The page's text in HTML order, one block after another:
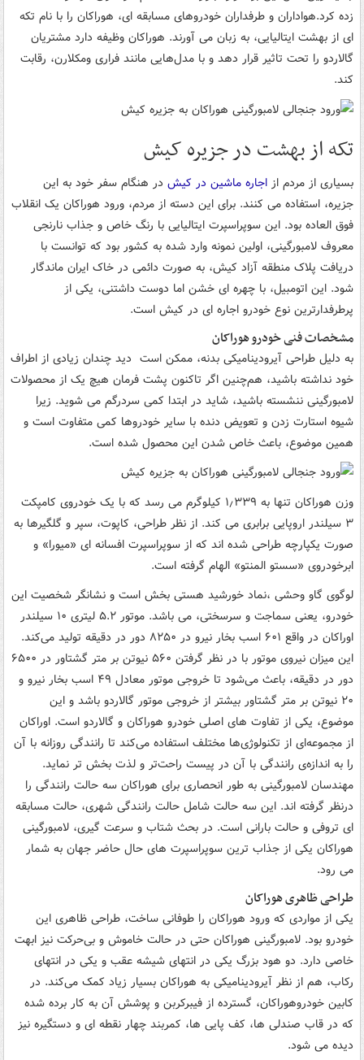
زده کرد.هواداران و طرفداران خودروهای مسابقه ای، هوراکان را با نام تکه
ای از بهشت ایتالیایی، به زبان می آورند. هوراکان وظیفه دارد مشتریان
گالاردو را تحت تاثیر قرار دهد و با مدل‌هایی مانند فراری ومکلارن، رقابت
کند.
تکه از بهشت در جزیره کیش
بسیاری از مردم از اجاره ماشین در کیش در هنگام سفر خود به این
جزیره، استفاده می کنند. برای این دسته از مردم، ورود هوراکان یک انقلاب
فوق العاده بود. این سوپراسپرت ایتالیایی با رنگ خاص و جذاب نارنجی
معروف لامبورگینی، اولین نمونه وارد شده به کشور بود که توانست با
دریافت پلاک منطقه آزاد کیش، به ‌صورت دائمی در خاک ایران ماندگار
شود. این اتومبیل، با چهره ای خشن اما دوست داشتنی، یکی از
پرطرفدارترین نوع خودرو اجاره ای در کیش است.
مشخصات فنی خودرو هوراکان
به دلیل طراحی آیرودینامیکی بدنه، ممکن است دید چندان زیادی از اطراف
خود نداشته باشید، هم‌چنین اگر تاکنون پشت فرمان هیچ یک از محصولات
لامبورگینی ننشسته باشید، شاید در ابتدا کمی سردرگم می شوید. زیرا
شیوه استارت زدن و تعویض دنده با سایر خودروها کمی متفاوت است و
همین موضوع، باعث خاص شدن این محصول شده است.
وزن هوراکان تنها به ۱٫۳۳۹ کیلوگرم می رسد که با یک خودروی کامپکت
۳ سیلندر اروپایی برابری می کند. از نظر طراحی، کاپوت، سپر و گلگیرها به
صورت یکپارچه طراحی شده اند که از سوپراسپرت افسانه ای «میورا» و
ابرخودروی «سستو المنتو» الهام گرفته است.
لوگوی گاو وحشی ،نماد خورشید هستی بخش است و نشانگر شخصیت این
خودرو، یعنی سماجت و سرسختی، می باشد. موتور ۵.۲ لیتری ۱۰ سیلندر
اوراکان در واقع ۶۰۱ اسب بخار نیرو در ۸۲۵۰ دور در دقیقه تولید می‌کند.
این میزان نیروی موتور با در نظر گرفتن ۵۶۰ نیوتن بر متر گشتاور در ۶۵۰۰
دور در دقیقه، باعث می‌شود تا خروجی موتور معادل ۴۹ اسب بخار نیرو و
۲۰ نیوتن بر متر گشتاور بیشتر از خروجی موتور گالاردو باشد و این
موضوع، یکی از تفاوت های اصلی خودرو هوراکان و گالاردو است. اوراکان
از مجموعه‌ای از تکنولوژی‌ها مختلف استفاده می‌کند تا رانندگی روزانه با آن
را به اندازه‌ی رانندگی با آن در پیست راحت‌تر و لذت بخش تر نماید.
مهندسان لامبورگینی به طور انحصاری برای هوراکان سه حالت رانندگی را
درنظر گرفته اند. این سه حالت شامل حالت رانندگی شهری، حالت مسابقه
ای تروفی و حالت بارانی است. در بحث شتاب و سرعت گیری، لامبورگینی
هوراکان یکی از جذاب ترین سوپراسپرت های حال حاضر جهان به شمار
می رود.
طراحی ظاهری هوراکان
یکی از مواردی که ورود هوراکان را طوفانی ساخت، طراحی ظاهری این
خودرو بود. لامبورگینی هوراکان حتی در حالت خاموش و بی‌حرکت نیز ابهت
خاصی دارد. دو هود بزرگ یکی در انتهای شیشه عقب و یکی در انتهای
رکاب، هم از نظر آیرودینامیکی به هوراکان بسیار زیاد کمک می‌کند. در
کابین خودروهوراکان، گسترده از فیبرکربن و پوشش آن به کار برده شده
که در قاب صندلی ها، کف پایی ها، کمربند چهار نقطه ای و دستگیره نیز
دیده می شود.